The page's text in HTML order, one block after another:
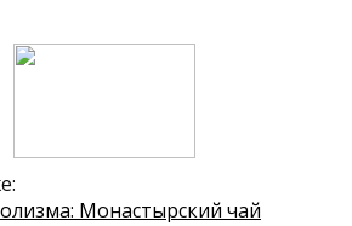
Монастырский чай